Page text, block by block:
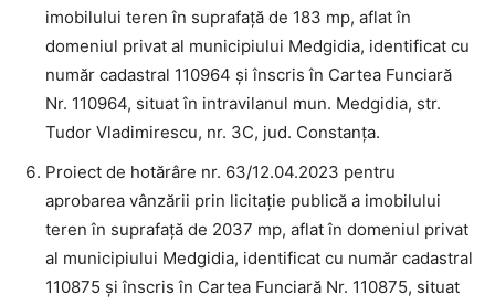
imobilului teren în suprafață de 183 mp, aflat în
domeniul privat al municipiului Medgidia, identificat cu
număr cadastral 110964 și înscris în Cartea Funciară
Nr. 110964, situat în intravilanul mun. Medgidia, str.
Tudor Vladimirescu, nr. 3C, jud. Constanța.
Proiect de hotărâre nr. 63/12.04.2023 pentru
aprobarea vânzării prin licitație publică a imobilului
teren în suprafață de 2037 mp, aflat în domeniul privat
al municipiului Medgidia, identificat cu număr cadastral
110875 și înscris în Cartea Funciară Nr. 110875, situat